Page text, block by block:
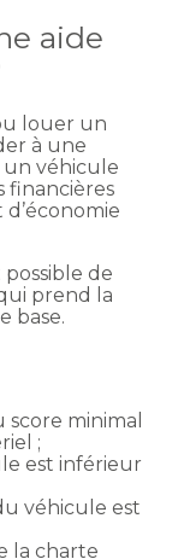
aide
louer un
à une
véhicule
financières
de
prend la
base.
minimal
;
est inférieur
véhicule est
la charte